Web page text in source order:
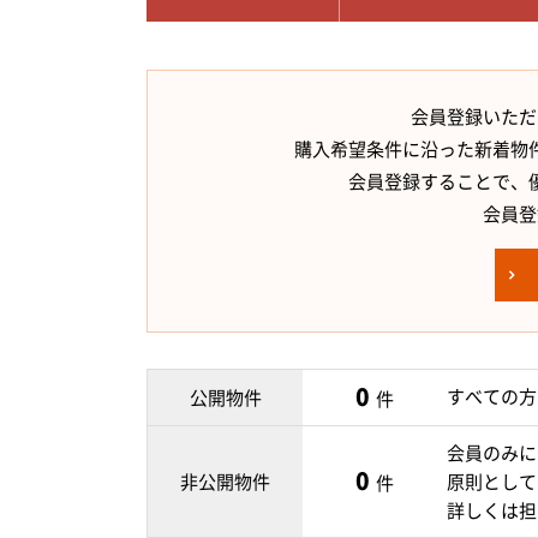
会員登録いた
購入希望条件に沿った新着
会員登録することで、
会員
公開物件 0 件 すべての
非公開物件 0 件
会員のみ
原則とし
詳しくは